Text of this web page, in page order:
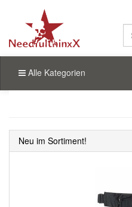
Alle Kategorien
Neu im Sortiment!